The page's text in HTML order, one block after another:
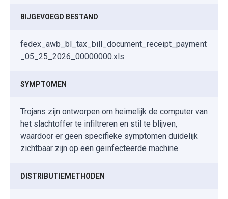
BIJGEVOEGD BESTAND
fedex_awb_bl_tax_bill_document_receipt_payment
_05_25_2026_00000000.xls
SYMPTOMEN
Trojans zijn ontworpen om heimelijk de computer van
het slachtoffer te infiltreren en stil te blijven,
waardoor er geen specifieke symptomen duidelijk
zichtbaar zijn op een geïnfecteerde machine.
DISTRIBUTIEMETHODEN